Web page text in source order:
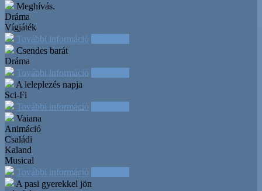
Meghívás.
Dráma
Vígjáték
További információ
Csendes barát
Dráma
További információ
A leleplezés napja
Sci-Fi
További információ
Vaiana
Animáció
Családi
Kaland
Musical
További információ
A pasi gyerekkel jön